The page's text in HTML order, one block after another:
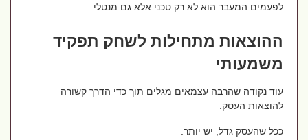
לפעמים המעבר הוא לא רק טכני אלא גם מנטלי.
ההוצאות מתחילות לשחק תפקיד
משמעותי
עוד נקודה שהרבה עצמאים מגלים תוך כדי הדרך קשורה
להוצאות העסק.
ככל שהעסק גדל, יש יותר: